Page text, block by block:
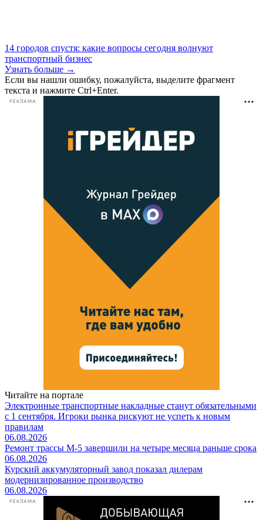
14 городов спустя: какие вопросы сегодня волнуют
транспортный бизнес
Узнать больше →
Если вы нашли ошибку, пожалуйста, выделите фрагмент
текста и нажмите Ctrl+Enter.
РЕКЛАМА
Читайте на портале
Электронные транспортные накладные станут обязательными
с 1 сентября. Игроки рынка рискуют не успеть к новым
правилам
06.08.2026
Ремонт трассы М-5 завершили на четыре месяца раньше срока
06.08.2026
Курский аккумуляторный завод показал дилерам
модернизированное производство
06.08.2026
РЕКЛАМА